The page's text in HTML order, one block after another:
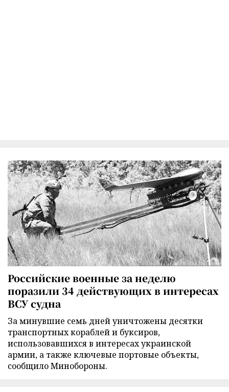
Российские военные за неделю
поразили 34 действующих в интересах
ВСУ судна
За минувшие семь дней уничтожены десятки
транспортных кораблей и буксиров,
использовавшихся в интересах украинской
армии, а также ключевые портовые объекты,
сообщило Минобороны.